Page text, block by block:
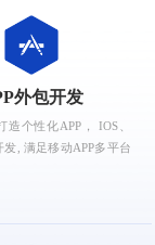
for you?
外包开发
造个性化APP， IOS、
发, 满足移动APP多平台